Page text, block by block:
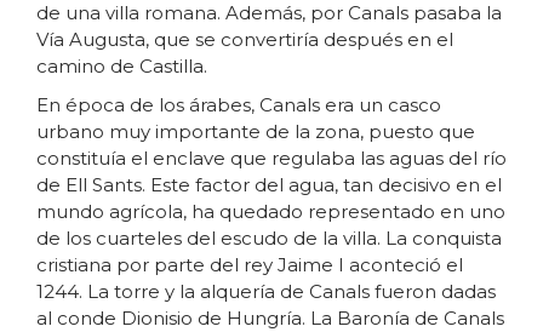
de una villa romana. Además, por Canals pasaba la
Vía Augusta, que se convertiría después en el
camino de Castilla.
En época de los árabes, Canals era un casco
urbano muy importante de la zona, puesto que
constituía el enclave que regulaba las aguas del río
de Ell Sants. Este factor del agua, tan decisivo en el
mundo agrícola, ha quedado representado en uno
de los cuarteles del escudo de la villa. La conquista
cristiana por parte del rey Jaime I aconteció el
1244. La torre y la alquería de Canals fueron dadas
al conde Dionisio de Hungría. La Baronía de Canals